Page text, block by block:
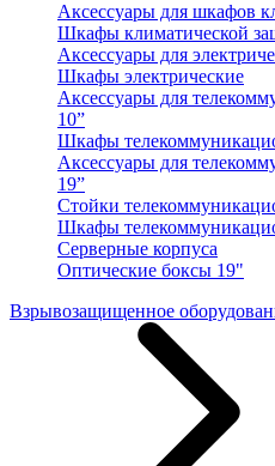
Аксессуары для шкафов
Шкафы климатической
Аксессуары для
Шкафы электрические
Аксессуары для
10”
Шкафы
Аксессуары для
19”
Стойки
Шкафы
Серверные корпуса
Оптические боксы 19"
Взрывозащищенное